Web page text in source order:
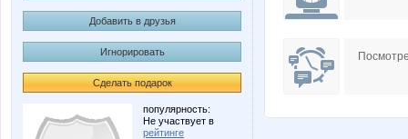
Добавить в друзья
Игнорировать
Сделать подарок
популярность:
Не участвует в
рейтинге